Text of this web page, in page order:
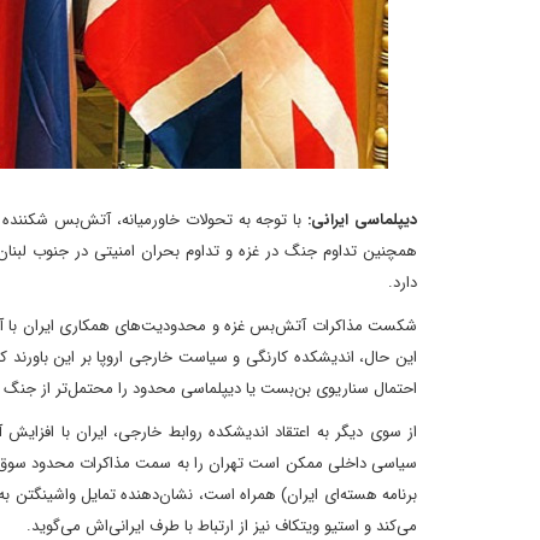
دیپلماسی ایرانی: با توجه به تحولات خاورمیانه، آتش‌بس شکننده
همچنین تداوم جنگ در غزه و تداوم بحران امنیتی در جنوب
دارد.
شکست مذاکرات آتش‌بس غزه و محدودیت‌های همکاری ایران با
این حال، اندیشکده کارنگی و سیاست خارجی اروپا بر این
احتمال سناریوی بن‌بست یا دیپلماسی محدود را محتمل‌تر از جنگ
از سوی دیگر به اعتقاد اندیشکده روابط خارجی، ایران با
سیاسی داخلی ممکن است تهران را به سمت مذاکرات محدود سوق
برنامه هسته‌ای ایران) همراه است، نشان‌دهنده تمایل
می‌کند و استیو ویتکاف نیز از ارتباط با طرف ایرانی‌اش می‌گوید.